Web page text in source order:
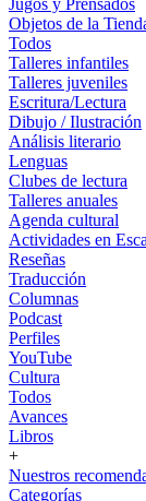
Jugos y Prensados
Objetos de la
Todos
Talleres infantiles
Talleres juveniles
Escritura/Lectura
Dibujo / Ilustración
Análisis literario
Lenguas
Clubes de lectura
Talleres anuales
Agenda cultural
Actividades en
Reseñas
Traducción
Columnas
Podcast
Perfiles
YouTube
Cultura
Todos
Avances
Libros
+
Nuestros
Categorías